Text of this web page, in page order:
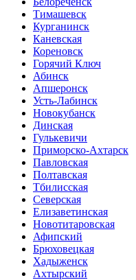
Тимашевск
Курганинск
Каневская
Кореновск
Горячий Ключ
Абинск
Апшеронск
Усть-Лабинск
Новокубанск
Динская
Гулькевичи
Приморско-Ахтарск
Павловская
Полтавская
Тбилисская
Северская
Елизаветинская
Новотитаровская
Афипский
Брюховецкая
Хадыженск
Ахтырский